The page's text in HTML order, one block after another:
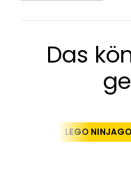
Das
LEGO NINJAGO